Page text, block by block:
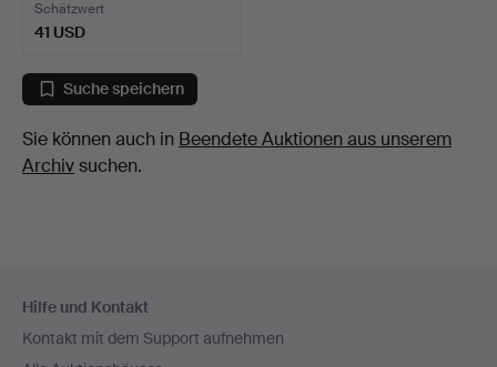
Schätzwert
41 USD
Suche speichern
Sie können auch in Beendete Auktionen aus unserem
Archivsuchen.
Navigation
Hilfe und Kontakt
Kontakt mit dem Support aufnehmen